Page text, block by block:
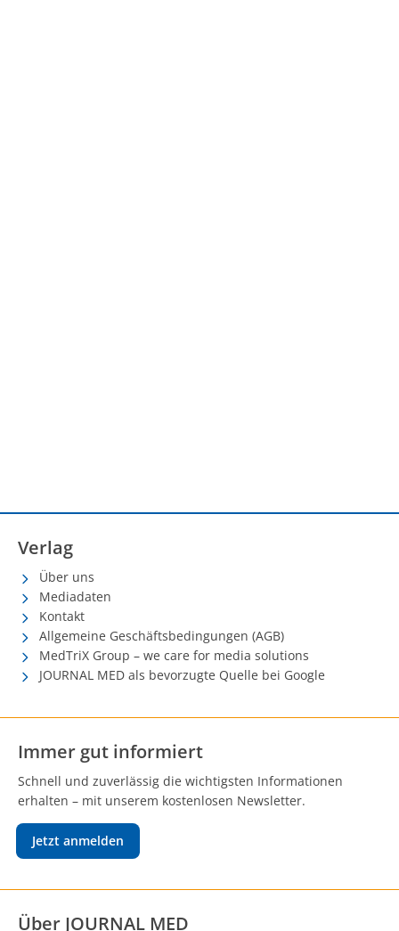
Verlag
Über uns
Mediadaten
Kontakt
Allgemeine Geschäftsbedingungen (AGB)
MedTriX Group – we care for media solutions
JOURNAL MED als bevorzugte Quelle bei Google
Immer gut informiert
Schnell und zuverlässig die wichtigsten Informationen
erhalten – mit unserem kostenlosen Newsletter.
Jetzt anmelden
Über JOURNAL MED